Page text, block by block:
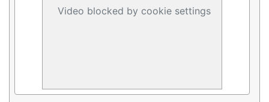
Video blocked by cookie settings